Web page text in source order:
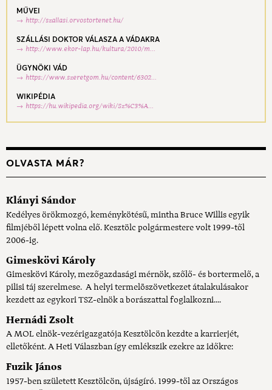
MŰVEI
http://szallasi.orvostortenet.hu/
SZÁLLÁSI DOKTOR VÁLASZA A VÁDAKRA
http://www.ekor-lap.hu/kultura/2010/m...
ÜGYNÖKI VÁD
https://www.szeretgom.hu/content/6302...
WIKIPÉDIA
https://hu.wikipedia.org/wiki/Sz%C3%A...
OLVASTA MÁR?
Klányi Sándor
Kedélyes örökmozgó, keménykötésű, mintha Bruce Willis egyik
filmjéből lépett volna elő. Kesztölc polgármestere volt 1999-től
2006-ig.
Gimeskövi Károly
Gimeskövi Károly, mezőgazdasági mérnök, szőlő- és bortermelő, a
pilisi táj szerelmese. A helyi termelõszövetkezet átalakulásakor
kezdett az egykori TSZ-elnök a borászattal foglalkozni....
Hernádi Zsolt
A MOL elnök-vezérigazgatója Kesztölcön kezdte a karrierjét,
elletőként. A Heti Válaszban így emlékszik ezekre az időkre:
Fuzik János
1957-ben született Kesztölcön, újságíró. 1999-től az Országos